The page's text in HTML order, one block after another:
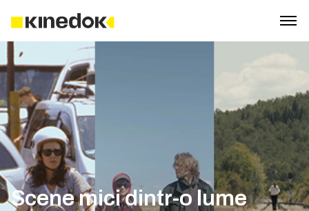
Scene mici dintr-o lume